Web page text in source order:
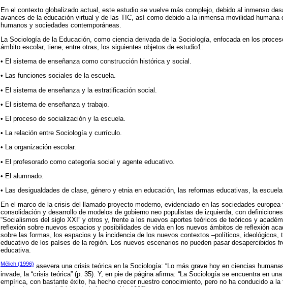
En el contexto globalizado actual, este estudio se vuelve más complejo, debido al inmenso
avances de la educación virtual y de las TIC, así como debido a la inmensa movilidad humana
humanos y sociedades contemporáneas.
La Sociología de la Educación, como ciencia derivada de la Sociología, enfocada en los
ámbito escolar, tiene, entre otras, los siguientes objetos de estudio1:
• El sistema de enseñanza como construcción histórica y social.
• Las funciones sociales de la escuela.
• El sistema de enseñanza y la estratificación social.
• El sistema de enseñanza y trabajo.
• El proceso de socialización y la escuela.
• La relación entre Sociología y currículo.
• La organización escolar.
• El profesorado como categoría social y agente educativo.
• El alumnado.
• Las desigualdades de clase, género y etnia en educación, las reformas educativas, la escuela
En el marco de la crisis del llamado proyecto moderno, evidenciado en las sociedades
consolidación y desarrollo de modelos de gobierno neo populistas de izquierda, con
“Socialismos del siglo XXI” y otros y, frente a los nuevos aportes teóricos de teóricos y
reflexión sobre nuevos espacios y posibilidades de vida en los nuevos ámbitos de reflexión
sobre las formas, los espacios y la incidencia de los nuevos contextos –políticos, ideológicos,
educativo de los países de la región. Los nuevos escenarios no pueden pasar desapercibidos
educativa.
Mélich (1996) asevera una crisis teórica en la Sociología: “Lo más grave hoy en ciencias
invade, la “crisis teórica” (p. 35). Y, en pie de página afirma: “La Sociología se encuentra en
empírica, con bastante éxito, ha hecho crecer nuestro conocimiento, pero no ha conducido a